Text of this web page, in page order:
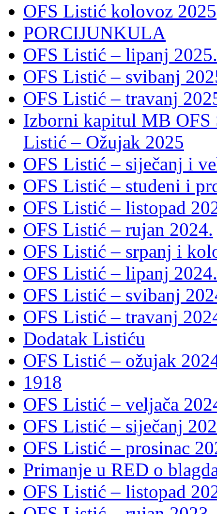
OFS Listić kolovoz 2025
PORCIJUNKULA
OFS Listić – lipanj 2025.
OFS Listić – svibanj
OFS Listić – travanj
Izborni kapitul MB OFS
Listić – Ožujak 2025
OFS Listić – siječanj i
OFS Listić – studeni i
OFS Listić – listopad
OFS Listić – rujan 2024.
OFS Listić – srpanj i
OFS Listić – lipanj 2024.
OFS Listić – svibanj
OFS Listić – travanj
Dodatak Listiću
OFS Listić – ožujak
1918
OFS Listić – veljača
OFS Listić – siječanj
OFS Listić – prosinac
Primanje u RED o
OFS Listić – listopad